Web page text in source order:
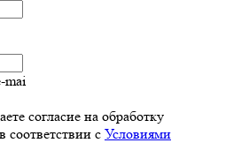
mai
согласие на обработку
соответствии с Условиями